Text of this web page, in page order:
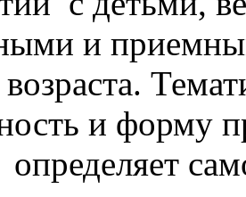
и
и форму